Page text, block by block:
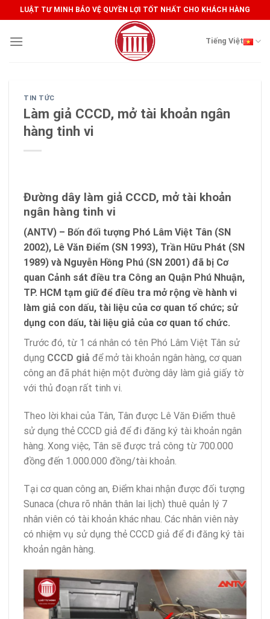
to
content
LUẬT TƯ MINH BẢO VỆ QUYỀN LỢI TỐT NHẤT CHO KHÁCH HÀNG
Tiếng Việt
TIN TỨC
Làm giả CCCD, mở tài khoản ngân
hàng tinh vi
Đường dây làm giả CCCD, mở tài khoản
ngân hàng tinh vi
(ANTV) – Bốn đối tượng Phó Lâm Việt Tân (SN
2002), Lê Văn Điểm (SN 1993), Trần Hữu Phát (SN
1989) và Nguyễn Hồng Phú (SN 2001) đã bị Cơ
quan Cảnh sát điều tra Công an Quận Phú Nhuận,
TP. HCM tạm giữ để điều tra mở rộng về hành vi
làm giả con dấu, tài liệu của cơ quan tổ chức; sử
dụng con dấu, tài liệu giả của cơ quan tổ chức.
Trước đó, từ 1 cá nhân có tên Phó Lâm Việt Tân sử
dụng CCCD giả để mở tài khoản ngân hàng, cơ quan
công an đã phát hiện một đường dây làm giả giấy tờ
với thủ đoạn rất tinh vi.
Theo lời khai của Tân, Tân được Lê Văn Điểm thuê
sử dụng thẻ CCCD giả để đi đăng ký tài khoản ngân
hàng. Xong việc, Tân sẽ được trả công từ 700.000
đồng đến 1.000.000 đồng/tài khoản.
Tại cơ quan công an, Điểm khai nhận được đối tượng
Sunaca (chưa rõ nhân thân lai lịch) thuê quản lý 7
nhân viên có tài khoản khác nhau. Các nhân viên này
có nhiệm vụ sử dụng thẻ CCCD giả để đi đăng ký tài
khoản ngân hàng.